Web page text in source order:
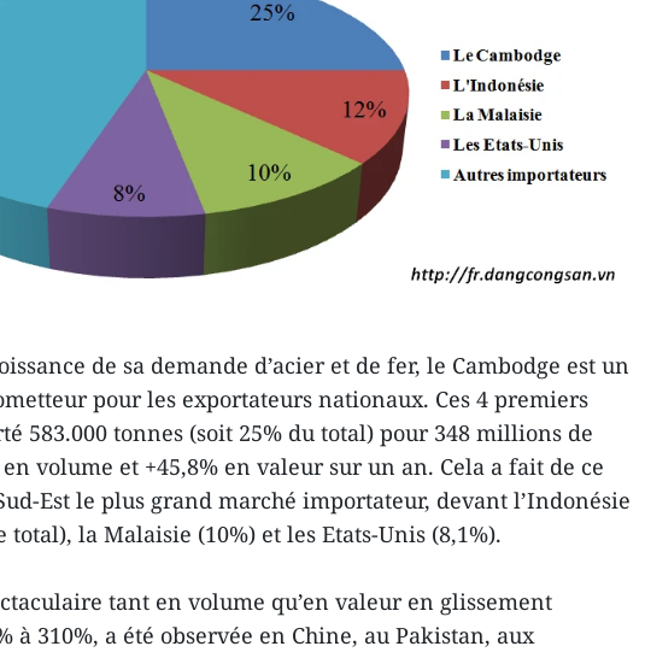
de sa demande d’acier et de fer, le Cambodge est un
pour les exportateurs nationaux. Ces 4 premiers
583.000 tonnes (soit 25% du total) pour 348 millions de
volume et +45,8% en valeur sur un an. Cela a fait de ce
Est le plus grand marché importateur, devant l’Indonésie
total), la Malaisie (10%) et les Etats-Unis (8,1%).
tant en volume qu’en valeur en glissement
à 310%, a été observée en Chine, au Pakistan, aux